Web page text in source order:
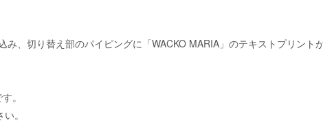
、切り替え部のパイピングに「WACKO MARIA」のテキストプリント
。
。